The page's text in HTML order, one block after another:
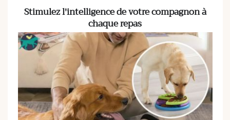
Stimulez l'intelligence de votre compagnon à
chaque repas